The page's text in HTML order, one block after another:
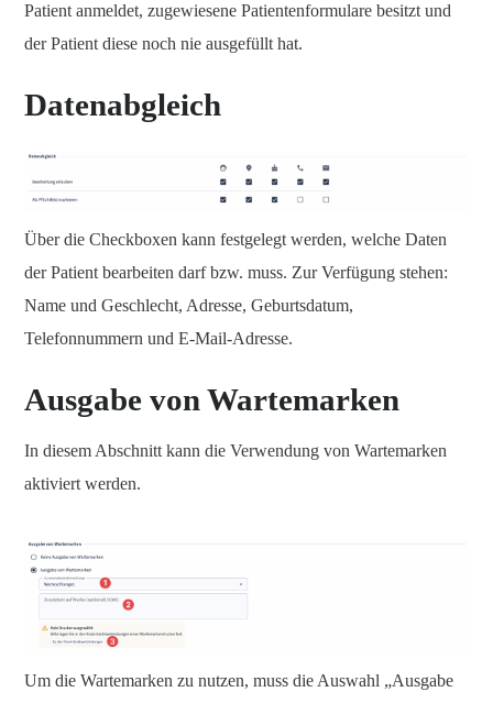
Patient anmeldet, zugewiesene Patientenformulare besitzt und
der Patient diese noch nie ausgefüllt hat.
Datenabgleich
Über die Checkboxen kann festgelegt werden, welche Daten
der Patient bearbeiten darf bzw. muss. Zur Verfügung stehen:
Name und Geschlecht, Adresse, Geburtsdatum,
Telefonnummern und E-Mail-Adresse.
Ausgabe von Wartemarken
In diesem Abschnitt kann die Verwendung von Wartemarken
aktiviert werden.
Um die Wartemarken zu nutzen, muss die Auswahl „Ausgabe